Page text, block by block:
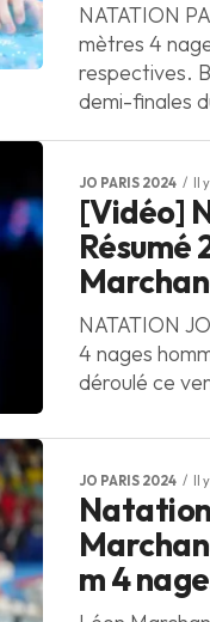
NATATION
mètres 4
respectives.
demi-finales
JO PARIS 2024 Il
[Vidéo]
Résumé
NATATION
4 nages
déroulé ce
JO PARIS 2024 Il
m 4